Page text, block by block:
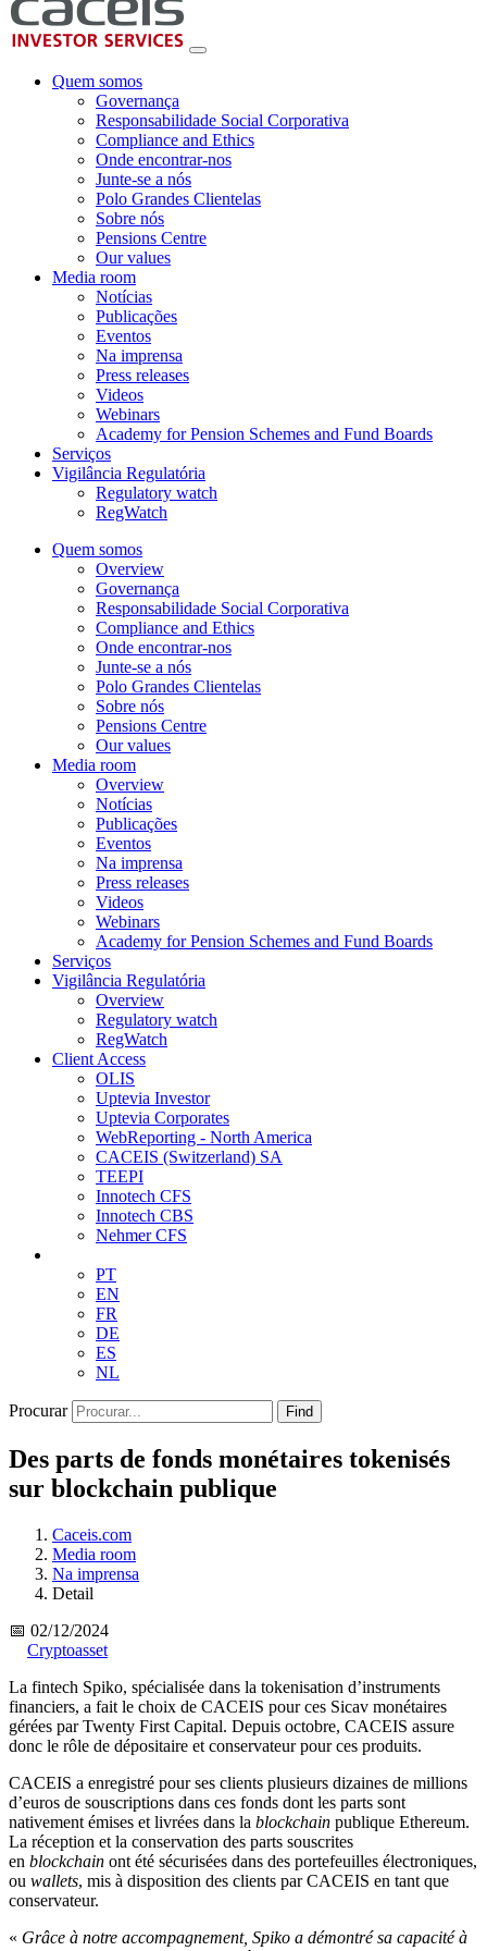
Quem somos
Governança
Responsabilidade Social Corporativa
Compliance and Ethics
Onde encontrar-nos
Junte-se a nós
Polo Grandes Clientelas
Sobre nós
Pensions Centre
Our values
Media room
Notícias
Publicações
Eventos
Na imprensa
Press releases
Videos
Webinars
Academy for Pension Schemes and Fund Boards
Serviços
Vigilância Regulatória
Regulatory watch
RegWatch
Quem somos
Overview
Governança
Responsabilidade Social Corporativa
Compliance and Ethics
Onde encontrar-nos
Junte-se a nós
Polo Grandes Clientelas
Sobre nós
Pensions Centre
Our values
Media room
Overview
Notícias
Publicações
Eventos
Na imprensa
Press releases
Videos
Webinars
Academy for Pension Schemes and Fund Boards
Serviços
Vigilância Regulatória
Overview
Regulatory watch
RegWatch
Client Access
OLIS
Uptevia Investor
Uptevia Corporates
WebReporting - North America
CACEIS (Switzerland) SA
TEEPI
Innotech CFS
Innotech CBS
Nehmer CFS
PT
EN
FR
DE
ES
NL
Procurar Find
Des parts de fonds monétaires tokenisés
sur blockchain publique
Caceis.com
Media room
Na imprensa
Detail
📅 02/12/2024
Cryptoasset
La fintech Spiko, spécialisée dans la tokenisation d’instruments
financiers, a fait le choix de CACEIS pour ces Sicav monétaires
gérées par Twenty First Capital. Depuis octobre, CACEIS assure
donc le rôle de dépositaire et conservateur pour ces produits.
CACEIS a enregistré pour ses clients plusieurs dizaines de millions
d’euros de souscriptions dans ces fonds dont les parts sont
nativement émises et livrées dans la blockchain publique Ethereum.
La réception et la conservation des parts souscrites
en blockchain ont été sécurisées dans des portefeuilles électroniques,
ou wallets, mis à disposition des clients par CACEIS en tant que
conservateur.
« Grâce à notre accompagnement, Spiko a démontré sa capacité à